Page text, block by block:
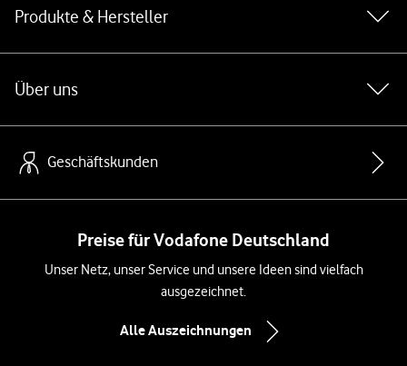
Produkte & Hersteller
Über uns
Geschäftskunden
Preise für Vodafone Deutschland
Unser Netz, unser Service und unsere Ideen sind vielfach
ausgezeichnet.
Alle Auszeichnungen